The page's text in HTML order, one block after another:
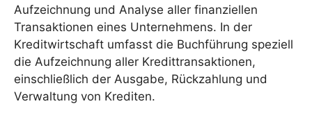
Aufzeichnung und Analyse aller finanziellen
Transaktionen eines Unternehmens. In der
Kreditwirtschaft umfasst die Buchführung speziell
die Aufzeichnung aller Kredittransaktionen,
einschließlich der Ausgabe, Rückzahlung und
Verwaltung von Krediten.